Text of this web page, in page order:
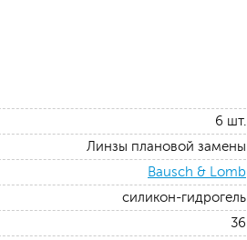
6 шт.
Линзы плановой замены
Bausch & Lomb
силикон-гидрогель
36